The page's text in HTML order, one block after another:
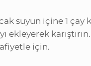
suyun içine 1 çay
ekleyerek
için.